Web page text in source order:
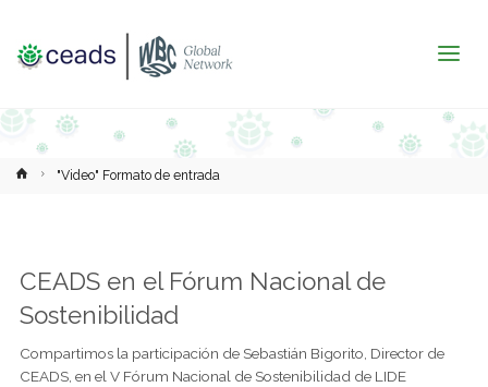
Inicio"Video" Formato de entrada
CEADS en el Fórum Nacional de
Sostenibilidad
Compartimos la participación de Sebastián Bigorito, Director de
CEADS, en el V Fórum Nacional de Sostenibilidad de LIDE